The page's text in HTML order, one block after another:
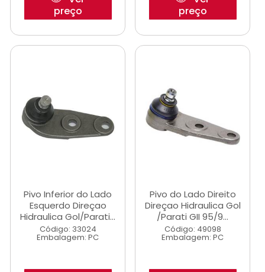
preço
preço
Pivo Inferior do Lado
Esquerdo Direçao
Hidraulica Gol/Parati...
Código: 33024
Embalagem: PC
Pivo do Lado Direito
Direçao Hidraulica Gol
/Parati GII 95/9...
Código: 49098
Embalagem: PC